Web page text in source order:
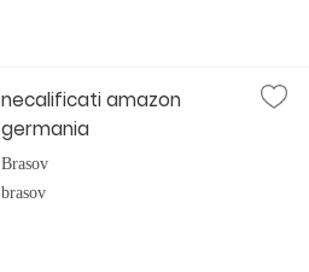
necalificati amazon
germania
Brasov
brasov